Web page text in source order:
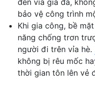
bảo vệ công trình
Khi gia công, bề mặt
năng chống trơn
người đi trên vỉa hè.
không bị rêu mốc
thời gian tôn lên vẻ